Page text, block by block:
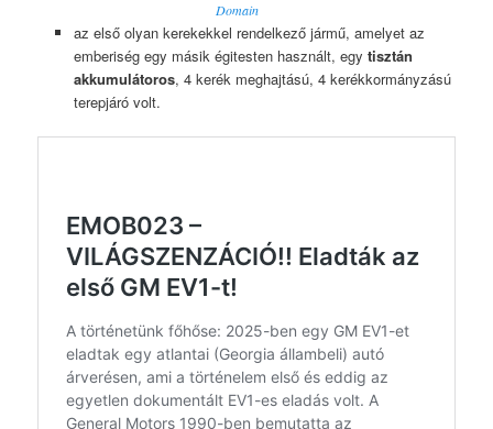
Domain
az első olyan kerekekkel rendelkező jármű, amelyet az
emberiség egy másik égitesten használt, egy tisztán
akkumulátoros, 4 kerék meghajtású, 4 kerékkormányzású
terepjáró volt.